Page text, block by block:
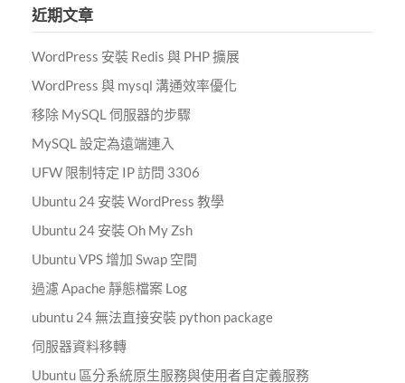
字:
近期文章
WordPress 安裝 Redis 與 PHP 擴展
WordPress 與 mysql 溝通效率優化
移除 MySQL 伺服器的步驟
MySQL 設定為遠端連入
UFW 限制特定 IP 訪問 3306
Ubuntu 24 安裝 WordPress 教學
Ubuntu 24 安裝 Oh My Zsh
Ubuntu VPS 增加 Swap 空間
過濾 Apache 靜態檔案 Log
ubuntu 24 無法直接安裝 python package
伺服器資料移轉
Ubuntu 區分系統原生服務與使用者自定義服務